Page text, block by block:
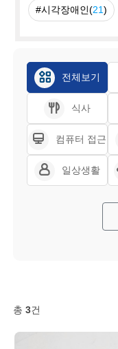
#시각장애인(21)
전체보기
식사
컴퓨터 접근
일상생활
총3건